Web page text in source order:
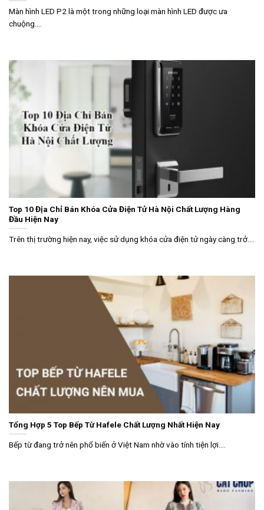
Màn hình LED P2 là một trong những loại màn hình LED được ưa
chuộng....
Top 10 Địa Chỉ Bán Khóa Cửa Điện Tử Hà Nội Chất Lượng Hàng
Đầu Hiện Nay
Trên thị trường hiện nay, việc sử dụng khóa cửa điện tử ngày càng trở....
Tổng Hợp 5 Top Bếp Từ Hafele Chất Lượng Nhất Hiện Nay
Bếp từ đang trở nên phổ biến ở Việt Nam nhờ vào tính tiện lợi....